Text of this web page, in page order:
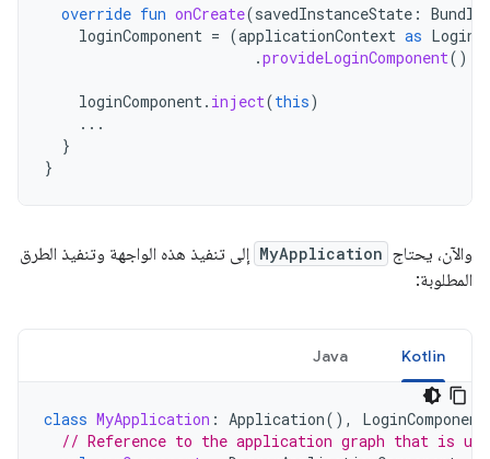
override fun onCreate(savedInstanceState :
loginComponent = (applicationContext as
.provideLoginComponent()
loginComponent. inject(this)
...
}
}
والآن، يحتاج MyApplication إلى تنفيذ هذه الواجهة وتنفيذ الطرق
المطلوبة:
Kotlin
Java
class MyApplication : Application(),
// Reference to the application graph that is